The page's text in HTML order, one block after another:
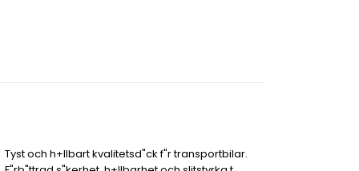
Tyst och h+llbart kvalitetsd"ck f"r transportbilar.